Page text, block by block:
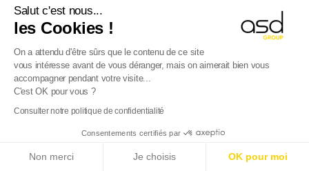
Salut c'est nous...
les Cookies !
On a attendu d'être sûrs que le contenu de ce site
vous intéresse avant de vous déranger, mais on aimerait bien vous
accompagner pendant votre visite...
C'est OK pour vous ?
Consulter notre politique de confidentialité
Consentements certifiés par
Non merci Je choisis OK pour moi
Digitalisering
softwarevoor controle van stromen en
drempels, elektronisch gegevensbeheer,
herinneringen aan vervaldata enz... Alles is
beschikbaar inons 100% online multiservice
platform MyASD.
E-Reporting in Frankrijk vanaf 01-09-2026
Meer informatie